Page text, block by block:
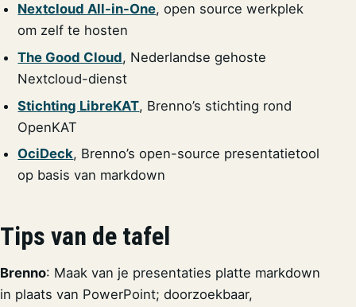
Nextcloud All-in-One, open source werkplek
om zelf te hosten
The Good Cloud, Nederlandse gehoste
Nextcloud-dienst
Stichting LibreKAT, Brenno’s stichting rond
OpenKAT
OciDeck, Brenno’s open-source presentatietool
op basis van markdown
Tips van de tafel
Brenno: Maak van je presentaties platte markdown
in plaats van PowerPoint; doorzoekbaar,